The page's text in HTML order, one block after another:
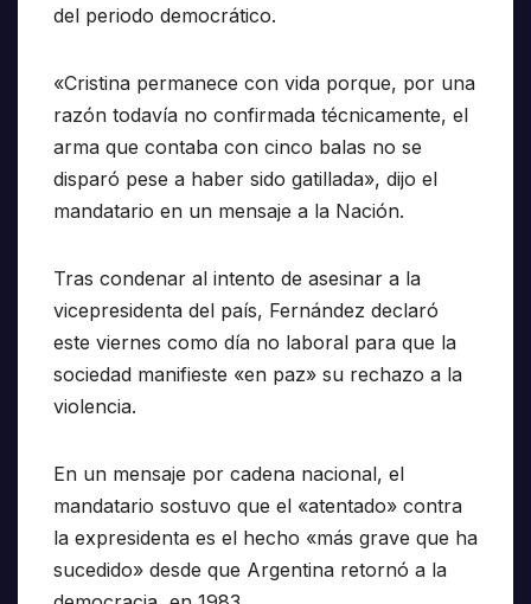
del periodo democrático.
«Cristina permanece con vida porque, por una
razón todavía no confirmada técnicamente, el
arma que contaba con cinco balas no se
disparó pese a haber sido gatillada», dijo el
mandatario en un mensaje a la Nación.
Tras condenar al intento de asesinar a la
vicepresidenta del país, Fernández declaró
este viernes como día no laboral para que la
sociedad manifieste «en paz» su rechazo a la
violencia.
En un mensaje por cadena nacional, el
mandatario sostuvo que el «atentado» contra
la expresidenta es el hecho «más grave que ha
sucedido» desde que Argentina retornó a la